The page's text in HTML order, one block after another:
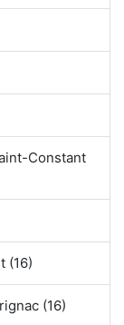
Constant
(16)
(16)